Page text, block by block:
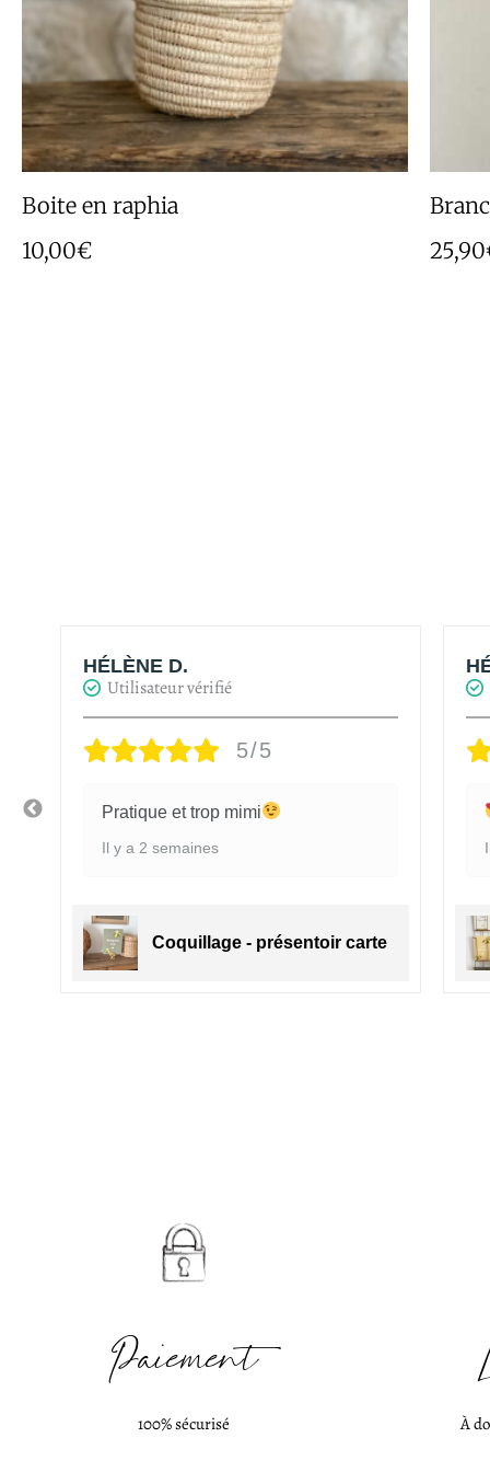
Boite en raphia
10,00€
25,90
HÉLÈNE D.
Utilisateur vérifié
5/5
Pratique et trop mimi
Il y a 2 semaines
Coquillage - présentoir carte
Paiement
100% sécurisé À